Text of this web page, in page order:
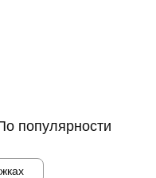
популярности